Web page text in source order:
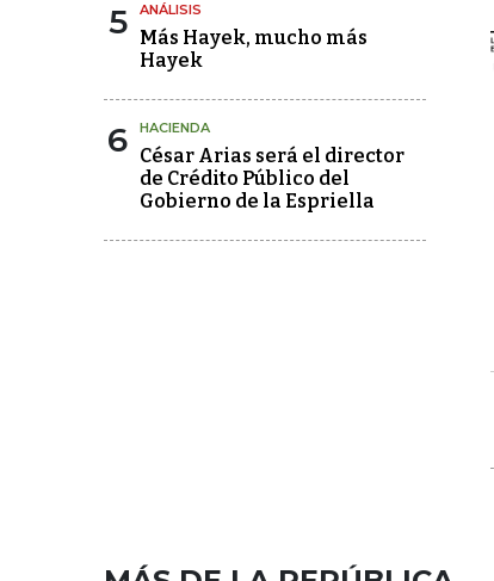
5 ANÁLISIS
Más Hayek, mucho más
Hayek
6 HACIENDA
César Arias será el director
de Crédito Público del
Gobierno de la Espriella